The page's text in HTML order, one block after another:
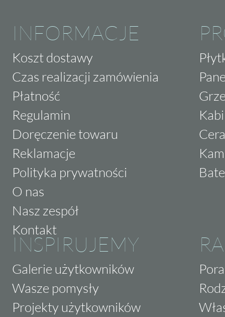
INFORMACJE
Koszt dostawy
Czas realizacji zamówienia
Płatność
Regulamin
Doręczenie towaru
Reklamacje
Polityka prywatności
O nas
Nasz zespół
Kontakt
INSPIRUJEMY
Galerie użytkowników
Wasze pomysły
Projekty użytkowników